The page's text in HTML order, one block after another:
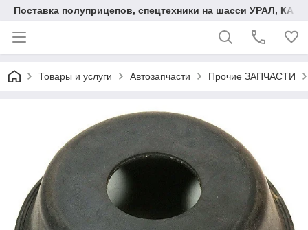
Поставка полуприцепов, спецтехники на шасси УРАЛ,
Товары и услуги Автозапчасти Прочие ЗАПЧАСТИ